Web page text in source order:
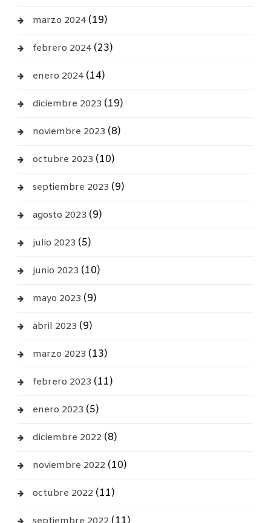
marzo 2024(19)
febrero 2024(23)
enero 2024(14)
diciembre 2023 (19)
noviembre 2023 (8)
octubre 2023 (10)
septiembre 2023 (9)
agosto 2023 (9)
julio 2023 (5)
junio 2023 (10)
mayo 2023 (9)
abril 2023 (9)
marzo 2023 (13)
febrero 2023 (11)
enero 2023 (5)
diciembre 2022 (8)
noviembre 2022 (10)
octubre 2022 (11)